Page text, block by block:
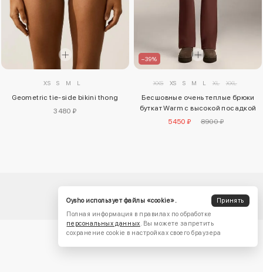
XS S M L
Geometric tie-side bikini thong
3480 ₽
–39%
XXS XS S M L XL XXL
Бесшовные очень теплые брюки
буткат Warm с высокой посадкой
5450 ₽
8900 ₽
Oysho использует файлы «cookie».
Принять
Полная информация в правилах по обработке
персональных данных. Вы можете запретить
сохранение cookie в настройках своего браузера